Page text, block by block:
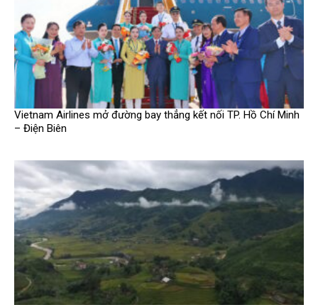
Vietnam Airlines mở đường bay thẳng kết nối TP. Hồ Chí Minh
– Điện Biên